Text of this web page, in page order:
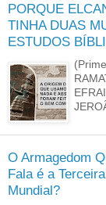
PORQUE
TINHA DUAS
ESTUDOS
O Armagedom
Fala é a
Mundial?